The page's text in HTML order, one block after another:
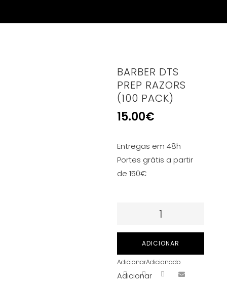
BARBER DTS
PREP RAZORS
(100 PACK)
15.00€
Entregas em 48h
Portes grátis a partir
de 150€
Quantidade
PREP
RAZORS
ADICIONAR
AdicionarAdicionado
Adicionar